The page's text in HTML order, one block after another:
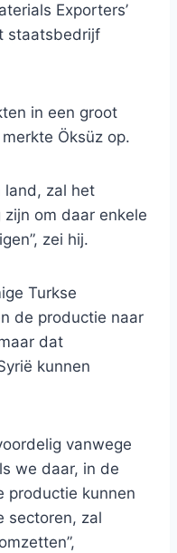
Exporters’
staatsbedrijf
in een groot
Öksüz op.
land, zal het
om daar enkele
zei hij.
Turkse
de productie naar
dat
kunnen
vanwege
we daar, in de
productie kunnen
sectoren, zal